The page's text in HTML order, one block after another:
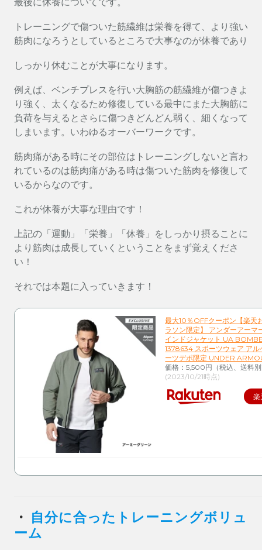
トレーニングで傷ついた筋繊維は栄養を得て、より強い
筋肉になろうとしているところで大事なのが休養であり
しっかり休むことが大事になります。
例えば、ベンチプレスを行い大胸筋の筋繊維が傷つきよ
り強く、太くなるため修復している最中にまた大胸筋に
負荷を与えるとさらに傷つきどんどん弱く、細くなって
しまいます。いわゆるオーバーワークです。
筋肉痛がある時にその部位はトレーニングしないと言わ
れているのは筋肉痛がある時は傷ついた筋肉を修復して
いるからなのです。
これが休養が大事な理由です！
上記の「運動」「栄養」「休養」をしっかり摂ることに
より筋肉は成長していくということをまず覚えくださ
い！
それでは本題に入っていきます！
最大10％OFFクーポン【楽天
ラソン限定】 アンダーアーマ
インドジャケット UA
1378634 スポーツウェア アル
ーツデポ限定 UNDER
価格：5,500円（税込、送料
(2023/10/21時点)
楽
・
自分に合ったトレーニングボリュ
ーム